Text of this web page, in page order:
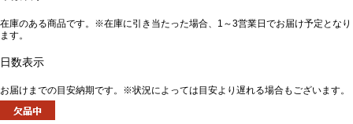
在庫のある商品です。※在庫に引き当たった場合、1～3営業日でお届け予定となり
ます。
日数表示
お届けまでの目安納期です。※状況によっては目安より遅れる場合もございます。